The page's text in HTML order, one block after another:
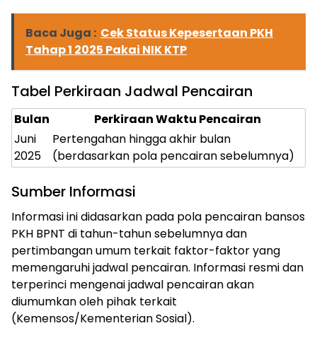
ⓘ
Baca Juga : Cek Status Kepesertaan PKH
Tahap 1 2025 Pakai NIK KTP
Tabel Perkiraan Jadwal Pencairan
Bulan
Perkiraan Waktu Pencairan
Juni
2025
Pertengahan hingga akhir bulan
(berdasarkan pola pencairan sebelumnya)
Sumber Informasi
Informasi ini didasarkan pada pola pencairan bansos
PKH BPNT di tahun-tahun sebelumnya dan
pertimbangan umum terkait faktor-faktor yang
memengaruhi jadwal pencairan. Informasi resmi dan
terperinci mengenai jadwal pencairan akan
diumumkan oleh pihak terkait
(Kemensos/Kementerian Sosial).